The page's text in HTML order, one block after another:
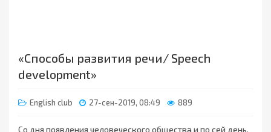
«Способы развития речи/ Speech
development»
English club 27-сен-2019, 08:49 889
Со дня появления человеческого общества и по сей день,